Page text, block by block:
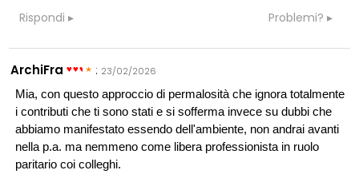
Rispondi Problemi?
ArchiFra : 23/02/2026
Mia, con questo approccio di permalosità che ignora totalmente
i contributi che ti sono stati e si sofferma invece su dubbi che
abbiamo manifestato essendo dell'ambiente, non andrai avanti
nella p.a. ma nemmeno come libera professionista in ruolo
paritario coi colleghi.